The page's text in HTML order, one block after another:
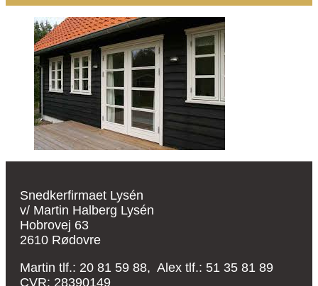
Snedkerfirmaet Lysén
v/ Martin Halberg Lysén
Hobrovej 63
2610 Rødovre
Martin tlf.: 20 81 59 88, Alex tlf.: 51 35 81 89
CVR: 28390149